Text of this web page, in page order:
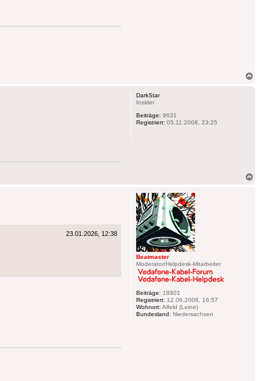
DarkStar
Insider
Beiträge: 9631
Registriert: 05.11.2008, 23:25
Beatmaster
Moderator/Helpdesk-Mitarbeiter
Beiträge: 18901
Registriert: 12.06.2008, 16:57
Wohnort: Alfeld (Leine)
Bundesland: Niedersachsen
23.01.2026, 12:38